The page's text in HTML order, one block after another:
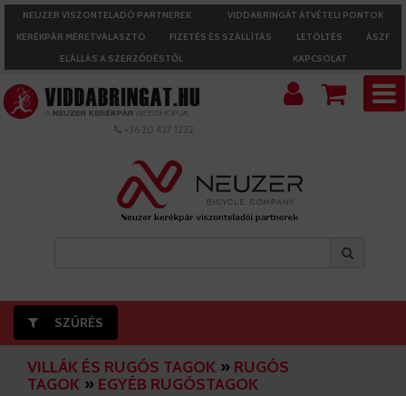
NEUZER VISZONTELADÓ PARTNEREK
VIDDABRINGÁT ÁTVÉTELI PONTOK
KERÉKPÁR MÉRETVÁLASZTÓ
FIZETÉS ÉS SZÁLLÍTÁS LETÖLTÉS
ÁSZF
ELÁLLÁS A SZERZŐDÉSTŐL
KAPCSOLAT
+36 20 427 1232
SZŰRÉS
VILLÁK ÉS RUGÓS TAGOK » RUGÓS
TAGOK » EGYÉB RUGÓSTAGOK